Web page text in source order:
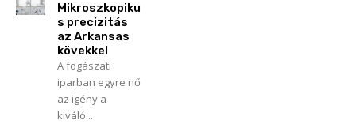
Mikroszkopiku
s precizitás
az Arkansas
kövekkel
A fogászati
iparban egyre nő
az igény a
kiváló...